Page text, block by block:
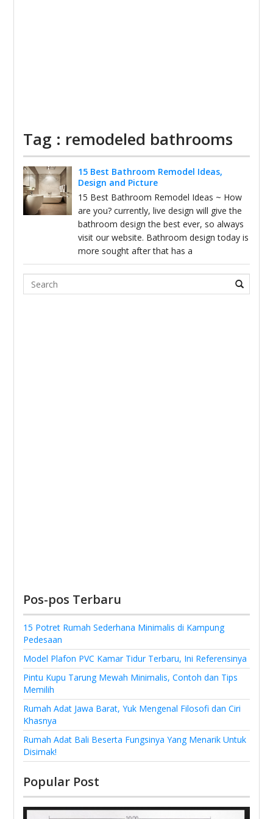
Tag : remodeled bathrooms
15 Best Bathroom Remodel Ideas,
Design and Picture
15 Best Bathroom Remodel Ideas ~ How
are you? currently, live design will give the
bathroom design the best ever, so always
visit our website. Bathroom design today is
more sought after that has a
Search
Pos-pos Terbaru
15 Potret Rumah Sederhana Minimalis di Kampung
Pedesaan
Model Plafon PVC Kamar Tidur Terbaru, Ini Referensinya
Pintu Kupu Tarung Mewah Minimalis, Contoh dan Tips
Memilih
Rumah Adat Jawa Barat, Yuk Mengenal Filosofi dan Ciri
Khasnya
Rumah Adat Bali Beserta Fungsinya Yang Menarik Untuk
Disimak!
Popular Post